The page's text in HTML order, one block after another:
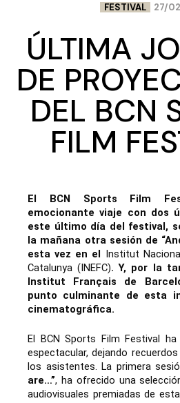
FESTIVAL 27/
ÚLTIMA
DE
DEL BCN
FILM
El BCN Sports Film
emocionante viaje con dos
este último día del festival,
la mañana otra sesión de
esta vez en el Institut
Catalunya (INEFC). Y, por la
Institut Français de
punto culminante de esta
cinematográfica.
El BCN Sports Film Festival
espectacular, dejando
los asistentes. La primera
are…”, ha ofrecido una
audiovisuales premiadas de